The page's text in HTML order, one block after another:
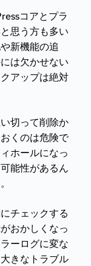
コアとプラ
思う方も多い
新機能の追
は欠かせない
アップは絶対
切って削除か
くのは危険で
ホールになっ
能性があるん
チェックする
おかしくなっ
ーログに変な
きなトラブル